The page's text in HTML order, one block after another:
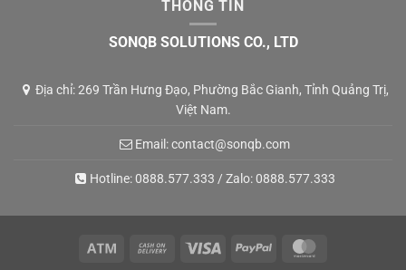
THÔNG TIN
SONQB SOLUTIONS CO., LTD
Địa chỉ: 269 Trần Hưng Đạo, Phường Bắc Gianh, Tỉnh Quảng Trị,
Việt Nam.
Email:contact@sonqb.com
Hotline:0888.577.333 / Zalo:0888.577.333
Atm
Cash
Visa PayPal